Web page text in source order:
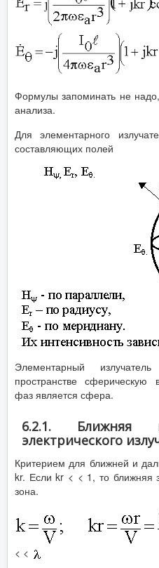
Формулы запоминать не
анализа.
Для элементарного
составляющих полей
Элементарный
пространстве сферическую
фаз является сфера.
6.2.1. Ближняя
электрического
Критерием для ближней и
kr. Если kr < < 1, то ближняя
зона.
< <